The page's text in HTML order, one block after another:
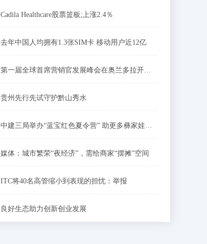
Cadila Healthcare股票篮板;上涨2.4％
去年中国人均拥有1.3张SIM卡 移动用户近12亿
第一届全球首席营销官发展峰会在奥兰多拉开序幕
贵州先行先试守护黔山秀水
中建三局举办“蓝宝红色夏令营” 助更多彝家娃走出大山看世界
媒体：城市繁荣“夜经济”，需给商家“摆摊”空间
ITC将40名高管缩小到表现的担忧：举报
良好生态助力创新创业发展